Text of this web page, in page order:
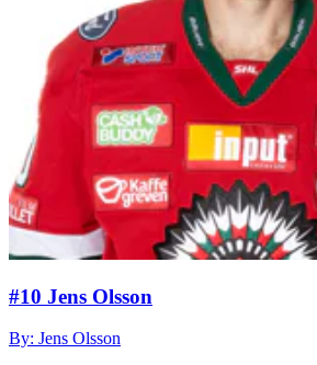
#10 Jens Olsson
By: Jens Olsson